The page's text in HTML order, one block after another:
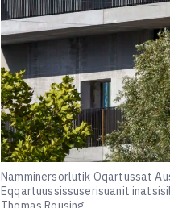
Namminersorlutik Oqartussat
Eqqartuussissuserisuanit